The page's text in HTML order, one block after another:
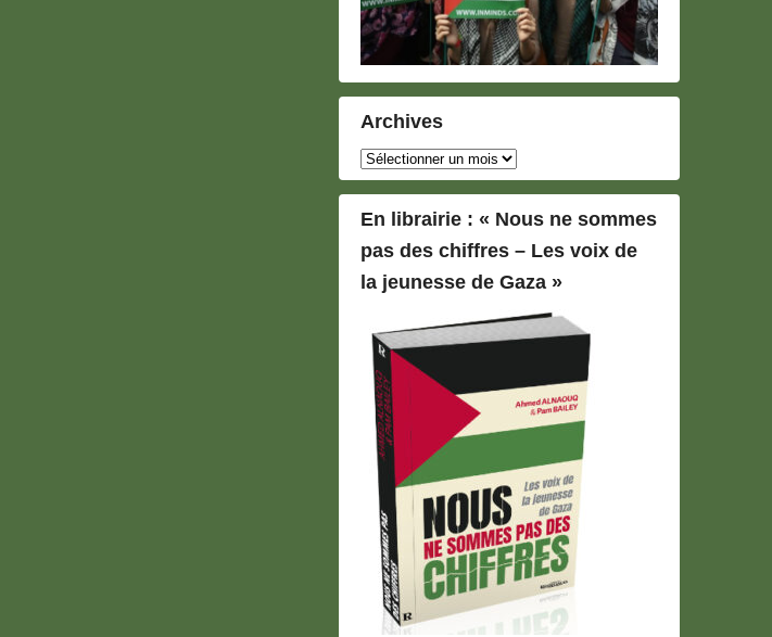
Archives
Archives
En librairie : « Nous ne sommes
pas des chiffres – Les voix de
la jeunesse de Gaza »